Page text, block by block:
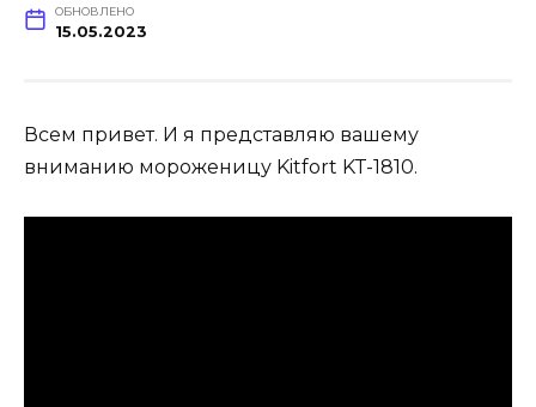
ОБНОВЛЕНО
15.05.2023
Всем привет. И я представляю вашему
вниманию мороженицу Kitfort KT-1810.